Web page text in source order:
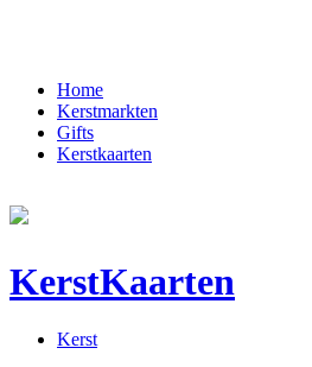
Home
Kerstmarkten
Gifts
Kerstkaarten
KerstKaarten
Kerst